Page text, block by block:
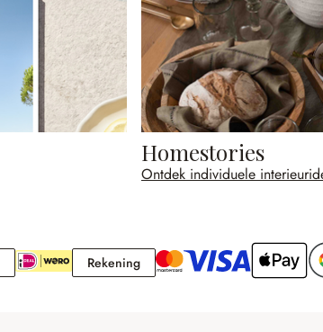
Homestories
Ontdek individuele
Vooruitbetaling RekeningRekening